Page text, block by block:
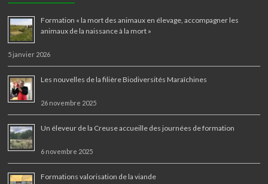
Formation « la mort des animaux en élevage, accompagner les
animaux de la naissance à la mort »
5 janvier 2026
Les nouvelles de la filière Biodiversités Maraîchines
26 novembre 2025
Un éleveur de la Creuse accueille des journées de formation
6 novembre 2025
Formations valorisation de la viande